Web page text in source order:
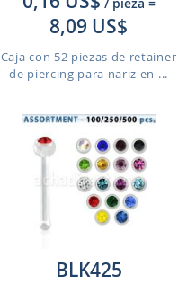
8,09 US$
Caja con 52 piezas de retainer
de piercing para nariz en ...
BLK425